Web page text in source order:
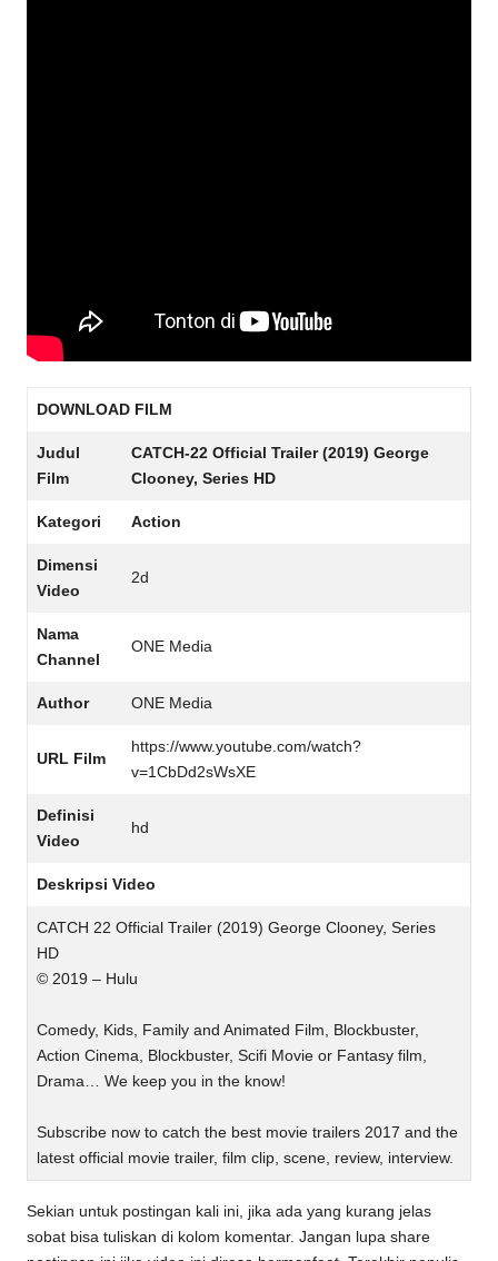
DOWNLOAD FILM
Judul
Film
CATCH-22 Official Trailer (2019) George
Clooney, Series HD
Kategori Action
Dimensi
Video
2d
Nama
Channel
ONE Media
Author ONE Media
URL Film
https://www.youtube.com/watch?
v=1CbDd2sWsXE
Definisi
Video
hd
Deskripsi Video
CATCH 22 Official Trailer (2019) George Clooney, Series
HD
© 2019 – Hulu
Comedy, Kids, Family and Animated Film, Blockbuster,
Action Cinema, Blockbuster, Scifi Movie or Fantasy film,
Drama… We keep you in the know!
Subscribe now to catch the best movie trailers 2017 and the
latest official movie trailer, film clip, scene, review, interview.
Sekian untuk postingan kali ini, jika ada yang kurang jelas
sobat bisa tuliskan di kolom komentar. Jangan lupa share